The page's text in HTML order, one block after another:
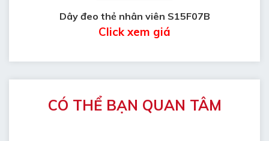
Dây đeo thẻ nhân viên S15F07B
Click xem giá
CÓ THỂ BẠN QUAN TÂM